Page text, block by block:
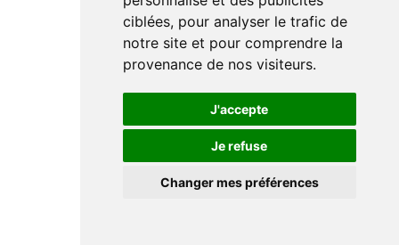
ciblées, pour analyser le trafic de
notre site et pour comprendre la
provenance de nos visiteurs.
J'accepte
Je refuse
Changer mes préférences